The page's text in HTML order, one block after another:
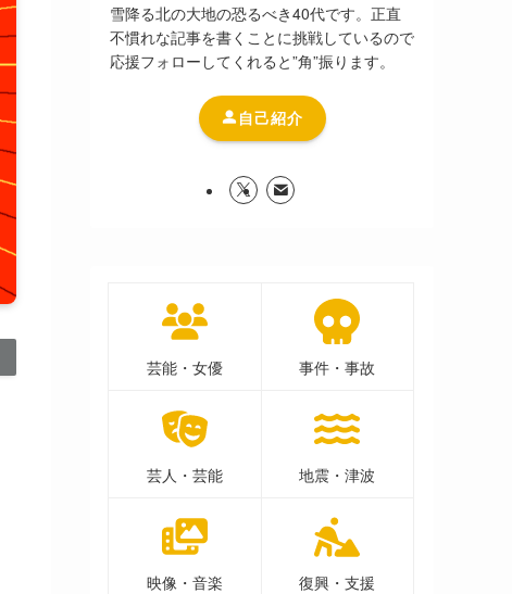
雪降る北の大地の恐るべき40代です。正直
不慣れな記事を書くことに挑戦しているので
応援フォローしてくれると”角”振ります。
自己紹介
芸能・女優 事件・事故
芸人・芸能 地震・津波
映像・音楽 復興・支援